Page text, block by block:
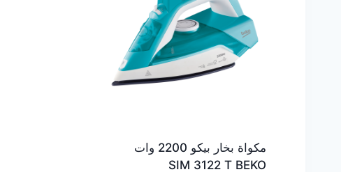
مكواة بخار بيكو 2200 وات
SIM 3122 T BEKO